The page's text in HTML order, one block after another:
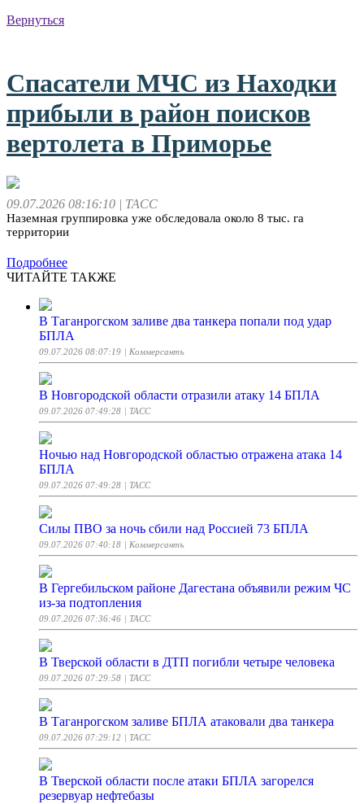
Вернуться
Спасатели МЧС из Находки
прибыли в район поисков
вертолета в Приморье
09.07.2026 08:16:10 | ТАСС
Наземная группировка уже обследовала около 8 тыс. га
территории
Подробнее
ЧИТАЙТЕ ТАКЖЕ
В Таганрогском заливе два танкера попали под удар
БПЛА
09.07.2026 08:07:19 | Коммерсантъ
В Новгородской области отразили атаку 14 БПЛА
09.07.2026 07:49:28 | ТАСС
Ночью над Новгородской областью отражена атака 14
БПЛА
09.07.2026 07:49:28 | ТАСС
Силы ПВО за ночь сбили над Россией 73 БПЛА
09.07.2026 07:40:18 | Коммерсантъ
В Гергебильском районе Дагестана объявили режим ЧС
из-за подтопления
09.07.2026 07:36:46 | ТАСС
В Тверской области в ДТП погибли четыре человека
09.07.2026 07:29:58 | ТАСС
В Таганрогском заливе БПЛА атаковали два танкера
09.07.2026 07:29:12 | ТАСС
В Тверской области после атаки БПЛА загорелся
резервуар нефтебазы